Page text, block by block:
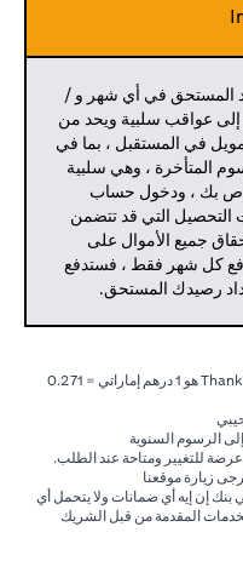
المستحق في أي شهر و /
إلى عواقب سلبية ويحد من
في المستقبل ، بما في
المتأخرة ، وهي سلبية
بك ، ودخول حساب
التحصيل التي قد تتضمن
جميع الأموال على
كل شهر فقط ، فستدفع
رصيدك المستحق.
معدل التحويل لأغراض احتساب كسب نقاط ThankYou هو 1 درهم إماراتي = 0.271
للتغيير ومتاحة عند الطلب.
زيارة موقعنا
opens
بنك إن إيه أي ضمانات ولا يتحمل أي
المقدمة من قبل الشريك